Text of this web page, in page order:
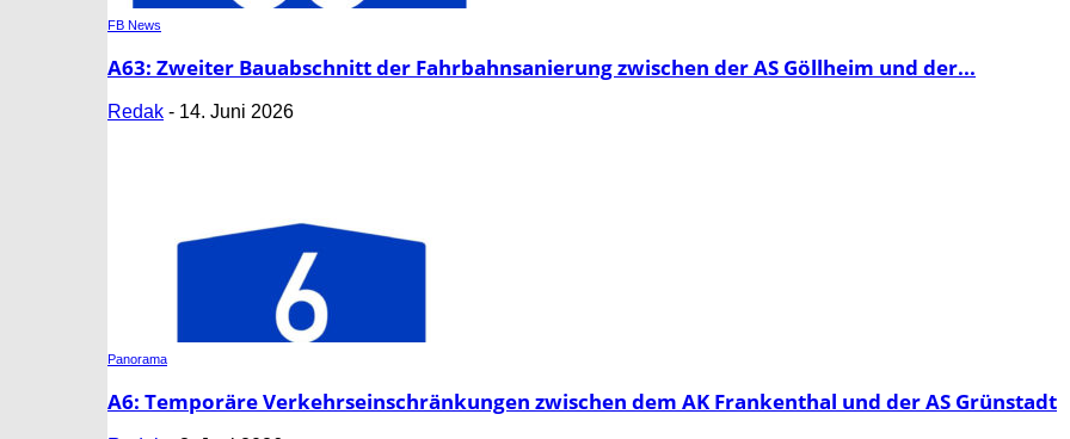
FB News
A63: Zweiter Bauabschnitt der Fahrbahnsanierung zwischen der AS Göllheim und der...
Redak - 14. Juni 2026
Panorama
A6: Temporäre Verkehrseinschränkungen zwischen dem AK Frankenthal und der AS Grünstadt